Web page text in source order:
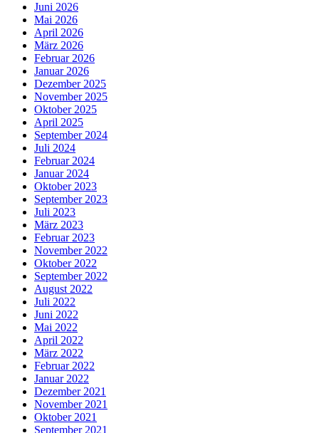
Juni 2026
Mai 2026
April 2026
März 2026
Februar 2026
Januar 2026
Dezember 2025
November 2025
Oktober 2025
April 2025
September 2024
Juli 2024
Februar 2024
Januar 2024
Oktober 2023
September 2023
Juli 2023
März 2023
Februar 2023
November 2022
Oktober 2022
September 2022
August 2022
Juli 2022
Juni 2022
Mai 2022
April 2022
März 2022
Februar 2022
Januar 2022
Dezember 2021
November 2021
Oktober 2021
September 2021